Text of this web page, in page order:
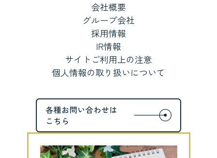
会社概要
グループ会社
採用情報
IR情報
サイトご利用上の注意
個人情報の取り扱いについて